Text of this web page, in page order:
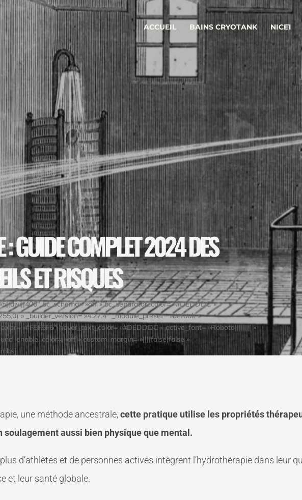
ACCUEIL BAINS CRYOTANK NICE1
GUIDE COMPLET 2024 DES
ET RISQUES
bc_schema= »off » bc_separator_color= »#DEDDDC »
» _builder_version= »4.27.4″ _module_preset= »default »
»#F5F5F5″ hover_text_color= »#DEDDDC » active_font= »Roboto|||||||| »
»off » custom_margin= »||||false|false »
une méthode ancestrale,cette pratique utilise les propriétés
soulagement aussi bien physique que mental.
d’athlètes et de personnes actives intègrent l’hydrothérapie dans leur
et leur santé globale.